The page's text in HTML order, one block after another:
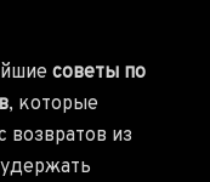
советы по
, которые
возвратов из